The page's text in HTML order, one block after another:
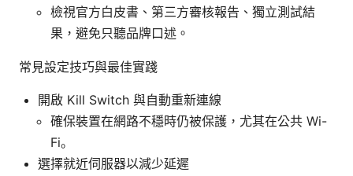
檢視官方白皮書、第三方審核報告、獨立測試結
果，避免只聽品牌口述。
常見設定技巧與最佳實踐
開啟 Kill Switch 與自動重新連線
確保裝置在網路不穩時仍被保護，尤其在公共 Wi-
Fi。
選擇就近伺服器以減少延遲